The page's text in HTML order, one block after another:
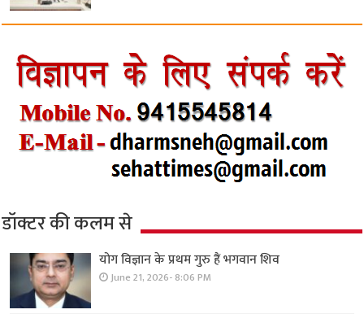
डॉक्टर की कलम से
योग विज्ञान के प्रथम गुरु हैं भगवान शिव
June 21, 2026- 8:06 PM